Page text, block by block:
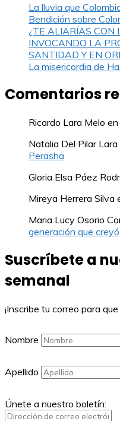
La lluvia que
Bendición sobre
¿TE ALIARÍAS CON
INVOCANDO LA
SANTIDAD Y EN
La misericordia de
Comentarios
Ricardo Lara Melo en
Natalia Del Pilar
Perasha
Gloria Elsa Páez
Mireya Herrera Silva
Maria Lucy Osorio
generación que creyó
Suscríbete a
semanal
¡Inscribe tu correo para
Nombre
Apellido
Únete a nuestro boletín: